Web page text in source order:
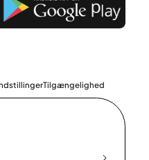
Tilgængelighed